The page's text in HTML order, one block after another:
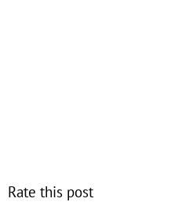
Rate this post